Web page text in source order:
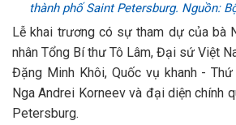
thành phố Saint Petersburg. Nguồn:
Lễ khai trương có sự tham dự của bà
nhân Tổng Bí thư Tô Lâm, Đại sứ Việt
Đặng Minh Khôi, Quốc vụ khanh -
Nga Andrei Korneev và đại diện chính
Petersburg.